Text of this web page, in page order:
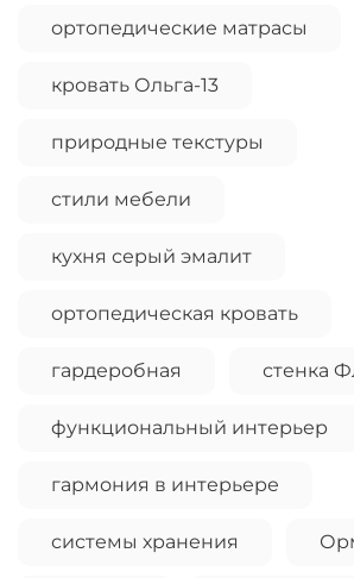
ортопедические матрасы
кровать Ольга-13
природные текстуры
стили мебели
кухня серый эмалит
ортопедическая кровать
гардеробная стенка
функциональный интерьер
гармония в интерьере
системы хранения